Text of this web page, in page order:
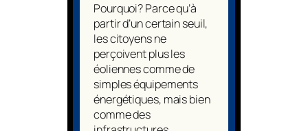
Pourquoi? Parce qu’à
partir d’un certain seuil,
les citoyens ne
perçoivent plus les
éoliennes comme de
simples équipements
énergétiques, mais bien
comme des